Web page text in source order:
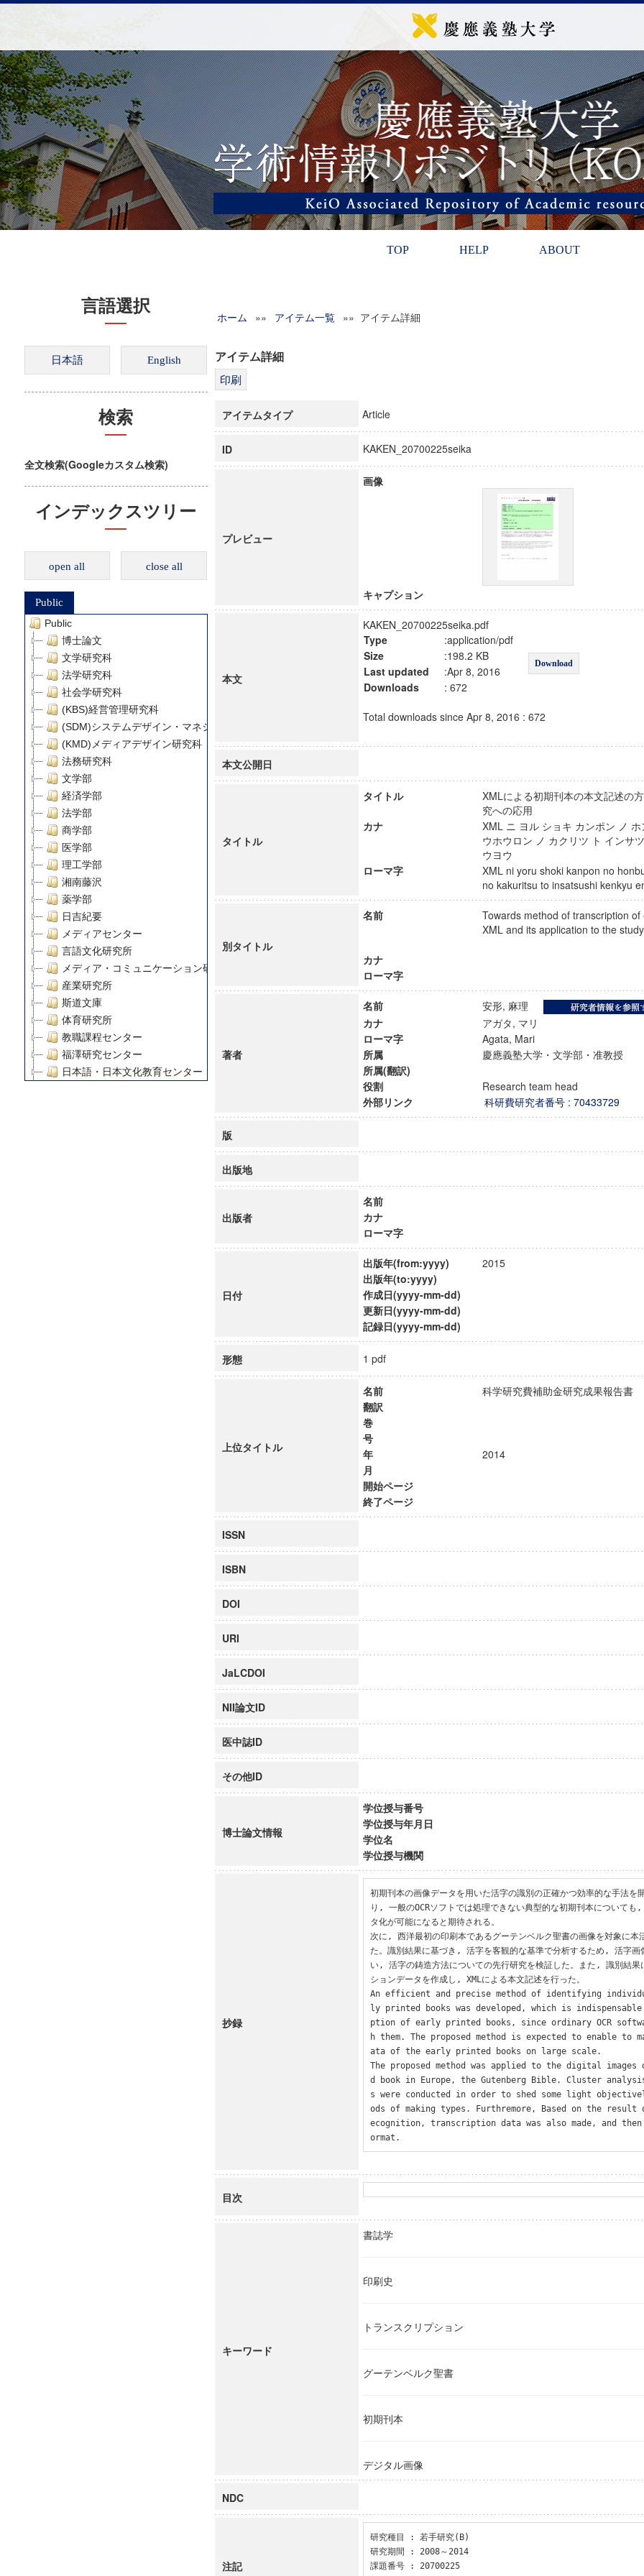
TOP HELP ABOUT
言語選択
検索
全文検索(Googleカスタム検索)
インデックスツリー
open all close all
Public
Public
博士論文
文学研究科
法学研究科
社会学研究科
(KBS)経営管理研究科
(SDM)システムデザイン・マネジメント研究科
(KMD)メディアデザイン研究科
法務研究科
文学部
経済学部
法学部
商学部
医学部
理工学部
湘南藤沢
薬学部
日吉紀要
メディアセンター
言語文化研究所
メディア・コミュニケーション研究所
産業研究所
斯道文庫
体育研究所
教職課程センター
福澤研究センター
日本語・日本文化教育センター
グローバルリサーチインスティテュート
慶應義塾大学グローバルCOEプログラム市民社会ガバナンス教育研究センター
慶應義塾大学グローバルCOEプログラム論理と感性の先端的教育研究拠点
ホーム »» アイテム一覧 »» アイテム詳細
アイテム詳細
アイテムタイプ Article
ID KAKEN_20700225seika
プレビュー
画像
キャプション
本文
KAKEN_20700225seika.pdf
Type
:application/pdf
Download
Size
:198.2 KB
Last updated
:Apr 8, 2016
Downloads
: 672
Total downloads since Apr 8, 2016 : 672
本文公開日
タイトル
タイトル
XMLによる初期刊本の本文記述の
究への応用
カナ
XML ニ ヨル ショキ カンポン ノ
ウホウロン ノ カクリツ ト インサ
ウヨウ
ローマ字
XML ni yoru shoki kanpon no
no kakuritsu to insatsushi
別タイトル
名前
Towards method of transcription
XML and its application to the
カナ
ローマ字
著者
名前
安形, 麻理
カナ
アガタ, マリ
ローマ字
Agata, Mari
所属
慶應義塾大学・文学部・准教授
所属(翻訳)
役割
Research team head
外部リンク
科研費研究者番号 : 70433729
版
出版地
出版者
名前
カナ
ローマ字
日付
出版年(from:yyyy)
2015
出版年(to:yyyy)
作成日(yyyy-mm-dd)
更新日(yyyy-mm-dd)
記録日(yyyy-mm-dd)
形態 1 pdf
上位タイトル
名前
科学研究費補助金研究成果報告
翻訳
巻
号
年
2014
月
開始ページ
終了ページ
ISSN
ISBN
DOI
URI
JaLCDOI
NII論文ID
医中誌ID
その他ID
博士論文情報
学位授与番号
学位授与年月日
学位名
学位授与機関
抄録
初期刊本の画像データを用いた活字の識別の正確かつ効率的な手法を
り, 一般のOCRソフトでは処理できない典型的な初期刊本について
タ化が可能になると期待される。
次に, 西洋最初の印刷本であるグーテンベルク聖書の画像を対象に本
た。識別結果に基づき, 活字を客観的な基準で分析するため, 活字画
い, 活字の鋳造方法についての先行研究を検証した。また, 識別結果
ションデータを作成し, XMLによる本文記述を行った。
An efficient and precise method of identifying
ly printed books was developed, which is
ption of early printed books, since ordinary OCR
h them. The proposed method is expected to enable to
ata of the early printed books on large scale.
The proposed method was applied to the digital
d book in Europe, the Gutenberg Bible. Cluster
s were conducted in order to shed some light
ods of making types. Furthremore, Based on the
ecognition, transcription data was also made, and
ormat.
目次
キーワード
書誌学
印刷史
トランスクリプション
グーテンベルク聖書
初期刊本
デジタル画像
NDC
注記
研究種目 : 若手研究(B)
研究期間 : 2008～2014
課題番号 : 20700225